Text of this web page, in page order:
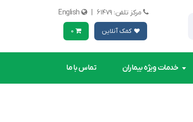
مرکز تلفن: ۶۱۴۷۹ |
English
کمک آنلاین 0
خدمات ویژه بیماران تماس با ما